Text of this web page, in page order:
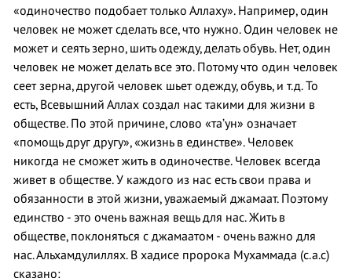
«одиночество подобает только Аллаху». Например, один
человек не может сделать все, что нужно. Один человек не
может и сеять зерно, шить одежду, делать обувь. Нет, один
человек не может делать все это. Потому что один человек
сеет зерна, другой человек шьет одежду, обувь, и т.д. То
есть, Всевышний Аллах создал нас такими для жизни в
обществе. По этой причине, слово «та’ун» означает
«помощь друг другу», «жизнь в единстве». Человек
никогда не сможет жить в одиночестве. Человек всегда
живет в обществе. У каждого из нас есть свои права и
обязанности в этой жизни, уважаемый джамаат. Поэтому
единство - это очень важная вещь для нас. Жить в
обществе, поклоняться с джамаатом - очень важно для
нас. Альхамдулиллях. В хадисе пророка Мухаммада (с.а.с)
сказано: